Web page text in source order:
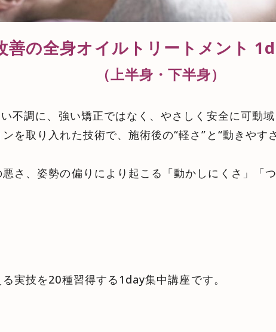
善の全身オイルトリートメント
（上半身・下半身）
不調に、強い矯正ではなく、やさしく安全に可動
を取り入れた技術で、施術後の“軽さ”と“動きやす
さ、姿勢の偏りにより起こる「動かしにくさ」「
実技を20種習得する1day集中講座です。